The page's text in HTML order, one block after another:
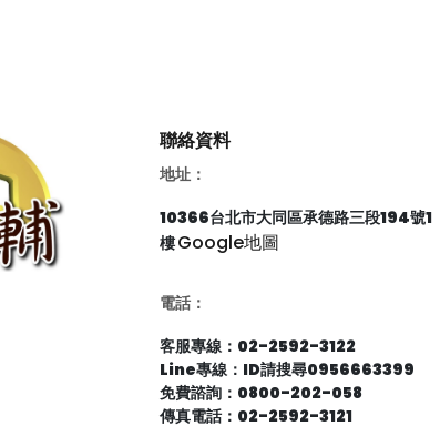
聯絡資料
地址：
10366台北市大同區承德路三段194號1
樓Google地圖
電話：
客服專線：02-2592-3122
Line專線：ID請搜尋0956663399
免費諮詢：0800-202-058
傳真電話：02-2592-3121